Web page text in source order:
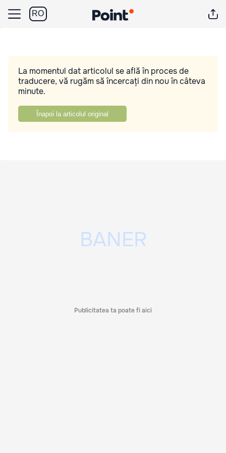
RO
La momentul dat articolul se află în proces de
traducere, vă rugăm să încercați din nou în câteva
minute.
Înapoi la articolul original
Publicitatea ta poate fi aici